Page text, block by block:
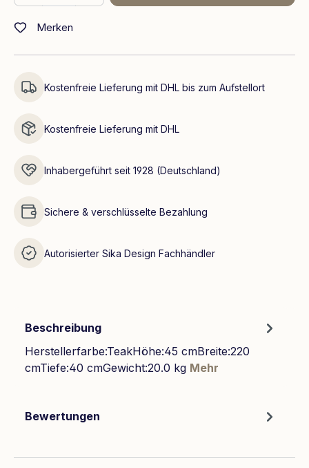
Merken
Kostenfreie Lieferung mit DHL bis zum Aufstellort
Kostenfreie Lieferung mit DHL
Inhabergeführt seit 1928 (Deutschland)
Sichere & verschlüsselte Bezahlung
Autorisierter Sika Design Fachhändler
Beschreibung
Herstellerfarbe:TeakHöhe:45 cmBreite:220
cmTiefe:40 cmGewicht:20.0 kg Mehr
Bewertungen